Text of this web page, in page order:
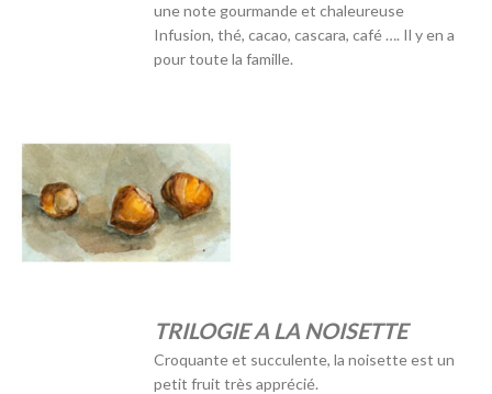
une note gourmande et chaleureuse
Infusion, thé, cacao, cascara, café …. Il y en a
pour toute la famille.
TRILOGIE A LA NOISETTE
Croquante et succulente, la noisette est un
petit fruit très apprécié.